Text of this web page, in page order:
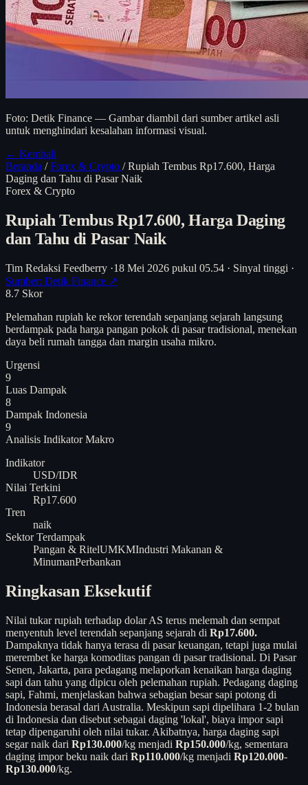
Foto: Detik Finance — Gambar diambil dari sumber artikel asli
untuk menghindari kesalahan informasi visual.
← Kembali
Beranda / Forex & Crypto / Rupiah Tembus Rp17.600, Harga
Daging dan Tahu di Pasar Naik
Forex & Crypto
Rupiah Tembus Rp17.600, Harga Daging
dan Tahu di Pasar Naik
Tim Redaksi Feedberry ·18 Mei 2026 pukul 05.54 · Sinyal tinggi ·
Sumber: Detik Finance ↗
8.7 Skor
Pelemahan rupiah ke rekor terendah sepanjang sejarah langsung
berdampak pada harga pangan pokok di pasar tradisional, menekan
daya beli rumah tangga dan margin usaha mikro.
Urgensi
9
Luas Dampak
8
Dampak Indonesia
9
Analisis Indikator Makro
Indikator
USD/IDR
Nilai Terkini
Rp17.600
Tren
naik
Sektor Terdampak
Pangan & RitelUMKMIndustri Makanan &
MinumanPerbankan
Ringkasan Eksekutif
Nilai tukar rupiah terhadap dolar AS terus melemah dan sempat
menyentuh level terendah sepanjang sejarah di Rp17.600.
Dampaknya tidak hanya terasa di pasar keuangan, tetapi juga mulai
merembet ke harga komoditas pangan di pasar tradisional. Di Pasar
Senen, Jakarta, para pedagang melaporkan kenaikan harga daging
sapi dan tahu yang dipicu oleh pelemahan rupiah. Pedagang daging
sapi, Fahmi, menjelaskan bahwa sebagian besar sapi potong di
Indonesia berasal dari Australia. Meskipun sapi dipelihara 1-2 bulan
di Indonesia dan disebut sebagai daging 'lokal', biaya impor sapi
tetap dipengaruhi oleh nilai tukar. Akibatnya, harga daging sapi
segar naik dari Rp130.000/kg menjadi Rp150.000/kg, sementara
daging impor beku naik dari Rp110.000/kg menjadi Rp120.000-
Rp130.000/kg.